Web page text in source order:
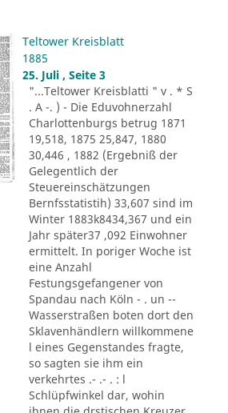
Teltower Kreisblatt
1885
25. Juli , Seite 3
"...Teltower Kreisblatti " v . * S
. A -. ) - Die Eduvohnerzahl
Charlottenburgs betrug 1871
19,518, 1875 25,847, 1880
30,446 , 1882 (Ergebniß der
Gelegentlich der
Steuereinschätzungen
Bernfsstatistih) 33,607 sind im
Winter 1883k8434,367 und ein
Jahr später37 ,092 Einwohner
ermittelt. In poriger Woche ist
eine Anzahl
Festungsgefangener von
Spandau nach Köln - . un --
Wasserstraßen boten dort den
Sklavenhändlern willkommene
l eines Gegenstandes fragte,
so sagten sie ihm ein
verkehrtes .- .- . : l
Schlüpfwinkel dar, wohin